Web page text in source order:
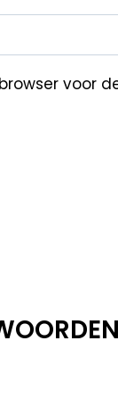
voor